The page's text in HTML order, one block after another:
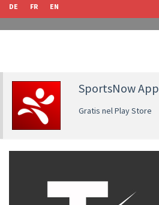
DE FR EN
SportsNow App
Gratis nel Play Store